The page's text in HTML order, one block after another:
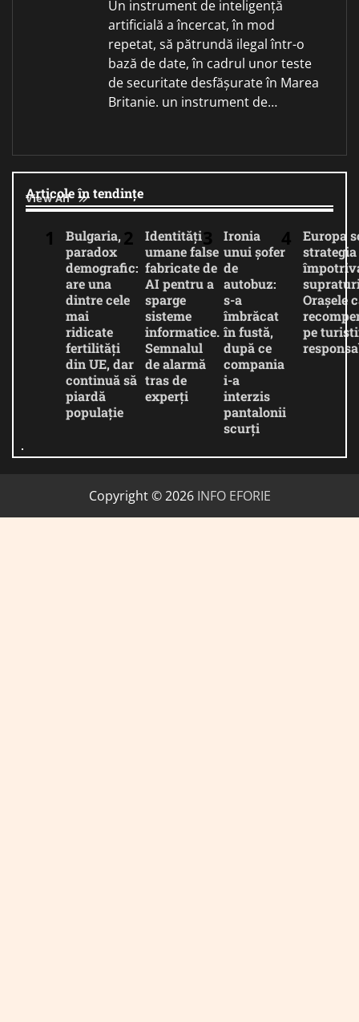
Un instrument de inteligență
artificială a încercat, în mod
repetat, să pătrundă ilegal într-o
bază de date, în cadrul unor teste
de securitate desfășurate în Marea
Britanie. un instrument de…
Articole în tendințe
View All
Bulgaria,
paradox
demografic:
are una
dintre cele
mai
ridicate
fertilități
din UE, dar
continuă să
piardă
populație
Identități
umane false
fabricate de
AI pentru a
sparge
sisteme
informatice.
Semnalul
de alarmă
tras de
experți
Ironia
unui șofer
de
autobuz:
s-a
îmbrăcat
în fustă,
după ce
compania
i-a
interzis
pantalonii
scurți
Europa
strategia
Orașele
pe
Copyright © 2026 INFO EFORIE